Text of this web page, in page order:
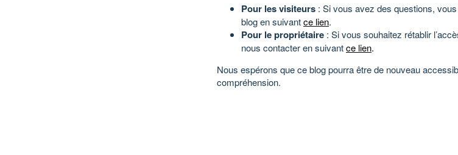
Pour les visiteurs : Si vous avez des questions,
blog en suivantce lien.
Pour le propriétaire : Si vous souhaitez rétablir
nous contacter en suivantce lien.
Nous espérons que ce blog pourra être de nouveau
compréhension.